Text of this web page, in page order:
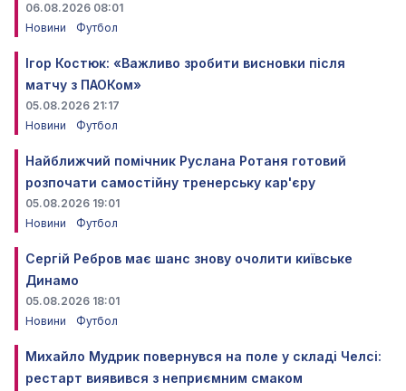
06.08.2026 08:01
Новини
Футбол
Ігор Костюк: «Важливо зробити висновки після
матчу з ПАОКом»
05.08.2026 21:17
Новини
Футбол
Найближчий помічник Руслана Ротаня готовий
розпочати самостійну тренерську кар'єру
05.08.2026 19:01
Новини
Футбол
Сергій Ребров має шанс знову очолити київське
Динамо
05.08.2026 18:01
Новини
Футбол
Михайло Мудрик повернувся на поле у складі Челсі:
рестарт виявився з неприємним смаком